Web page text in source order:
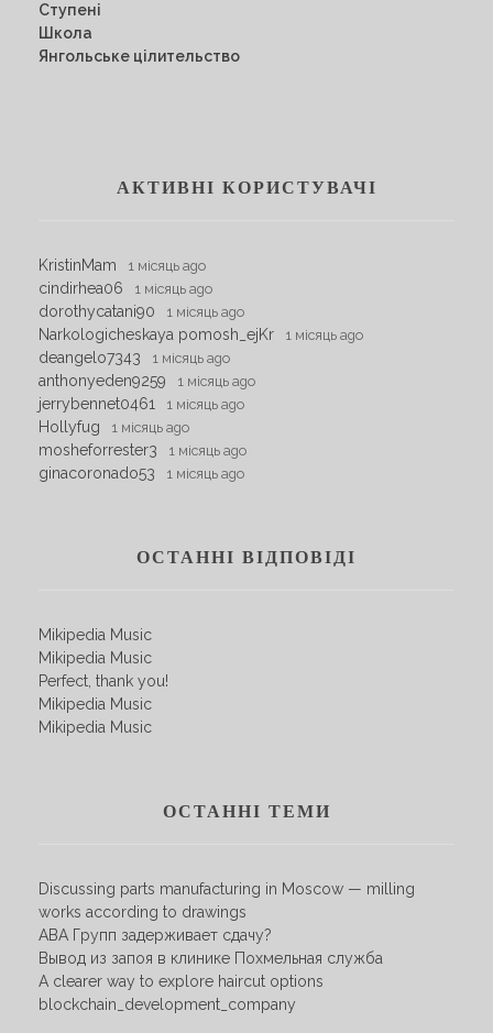
Ступені
Школа
Янгольське цілительство
АКТИВНІ КОРИСТУВАЧІ
KristinMam 1 місяць ago
cindirhea06 1 місяць ago
dorothycatani90 1 місяць ago
Narkologicheskaya pomosh_ejKr 1 місяць ago
deangelo7343 1 місяць ago
anthonyeden9259 1 місяць ago
jerrybennet0461 1 місяць ago
Hollyfug 1 місяць ago
mosheforrester3 1 місяць ago
ginacoronado53 1 місяць ago
ОСТАННІ ВІДПОВІДІ
Mikipedia Music
Mikipedia Music
Perfect, thank you!
Mikipedia Music
Mikipedia Music
ОСТАННІ ТЕМИ
Discussing parts manufacturing in Moscow — milling
works according to drawings
АВА Групп задерживает сдачу?
Вывод из запоя в клинике Похмельная служба
A clearer way to explore haircut options
blockchain_development_company